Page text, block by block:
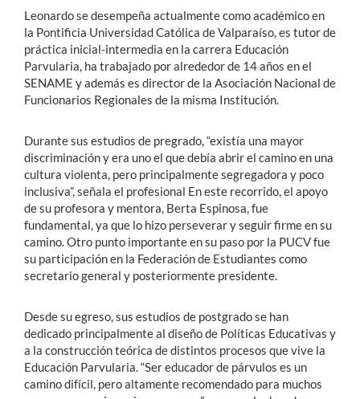
Leonardo se desempeña actualmente como académico en
la Pontificia Universidad Católica de Valparaíso, es tutor de
práctica inicial-intermedia en la carrera Educación
Parvularia, ha trabajado por alrededor de 14 años en el
SENAME y además es director de la Asociación Nacional de
Funcionarios Regionales de la misma Institución.
Durante sus estudios de pregrado, “existía una mayor
discriminación y era uno el que debía abrir el camino en una
cultura violenta, pero principalmente segregadora y poco
inclusiva”, señala el profesional En este recorrido, el apoyo
de su profesora y mentora, Berta Espinosa, fue
fundamental, ya que lo hizo perseverar y seguir firme en su
camino. Otro punto importante en su paso por la PUCV fue
su participación en la Federación de Estudiantes como
secretario general y posteriormente presidente.
Desde su egreso, sus estudios de postgrado se han
dedicado principalmente al diseño de Políticas Educativas y
a la construcción teórica de distintos procesos que vive la
Educación Parvularia. “Ser educador de párvulos es un
camino difícil, pero altamente recomendado para muchos